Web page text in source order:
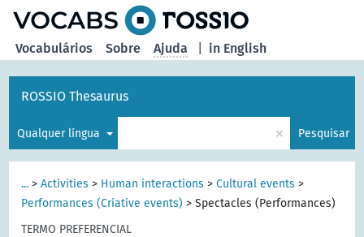
in English
Vocabulários Sobre Ajuda
ROSSIO Thesaurus
Qualquer língua × Pesquisar
... >Activities > Human interactions >Cultural events >
Performances (Criative events) >Spectacles (Performances)
TERMO PREFERENCIAL